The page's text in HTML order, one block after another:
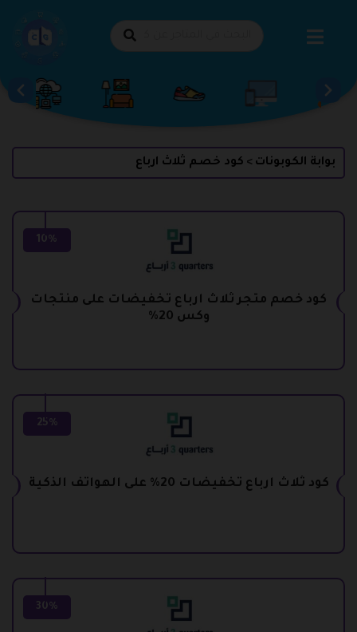
بوابة الكوبونات > كود خصم ثلاث ارباع
10%
كود خصم متجر ثلاث ارباع تخفيضات على منتجات
وكس 20%
25%
كود ثلاث ارباع تخفيضات 20% على الهواتف الذكية
30%